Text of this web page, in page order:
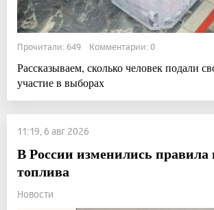
Прочитали: 649 Комментарии: 0
Рассказываем, сколько человек подали
участие в выборах
11:19, 6 авг 2026
В России изменились правила
топлива
Новости